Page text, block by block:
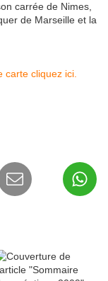
carrée de Nimes,
de Marseille et la
carte cliquez ici.